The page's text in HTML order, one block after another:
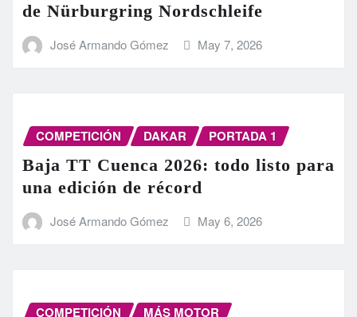
de Nürburgring Nordschleife
José Armando Gómez May 7, 2026
COMPETICIÓN DAKAR PORTADA 1
Baja TT Cuenca 2026: todo listo para
una edición de récord
José Armando Gómez May 6, 2026
COMPETICIÓN
MÁS MOTOR